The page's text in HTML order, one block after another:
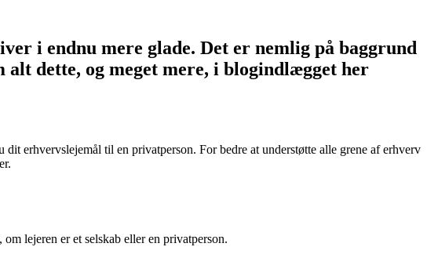
i endnu mere glade. Det er nemlig på baggrund
dette, og meget mere, i blogindlægget her
erhvervslejemål til en privatperson. For bedre at understøtte alle grene af erhverv
lejeren er et selskab eller en privatperson.